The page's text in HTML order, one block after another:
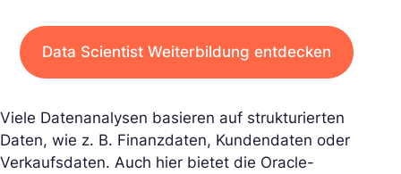
Data Scientist Weiterbildung entdecken
Viele Datenanalysen basieren auf strukturierten
Daten, wie z. B. Finanzdaten, Kundendaten oder
Verkaufsdaten. Auch hier bietet die Oracle-